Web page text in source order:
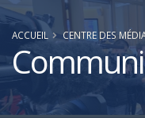
ACCUEIL CENTRE DES